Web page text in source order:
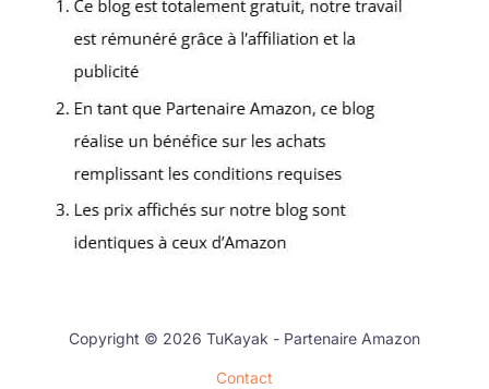
Copyright © 2026 TuKayak - Partenaire Amazon
Contact